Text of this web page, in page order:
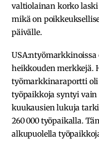
valtiolainan korko
mikä on
päivälle.
USA:ntyömarkkinoissa
heikkouden merkkejä.
työmarkkinaraportti oli
työpaikkoja syntyi vain
kuukausien lukuja
260 000 työpaikalla.
alkupuolella